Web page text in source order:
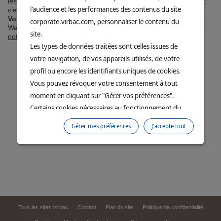
c’est aussi préserver notre terre et ses traditions.
Vous avez manqué les premiers épisodes ?Les portraits de
Wasapol, Véronique, Larry, Anabel et Lucy sont disponibles sur
notre page dédiée
Tous les sites Virbac Contact Plan du site Politique de confidentialité
l'audience et les performances des contenus du site
corporate.virbac.com, personnaliser le contenu du
site.
Les types de données traitées sont celles issues de
votre navigation, de vos appareils utilisés, de votre
profil ou encore les identifiants uniques de cookies.
Vous pouvez révoquer votre consentement à tout
moment en cliquant sur "Gérer vos préférences".
Certains cookies nécessaires au fonctionnement du
site sont déposés sans votre consentement. Ils
permettent et facilitent votre navigation sur le site. En
cliquant sur “Continuer sans accepter” aucun cookie
Politique cookies.
J'accepte tout
Gérer mes préférences